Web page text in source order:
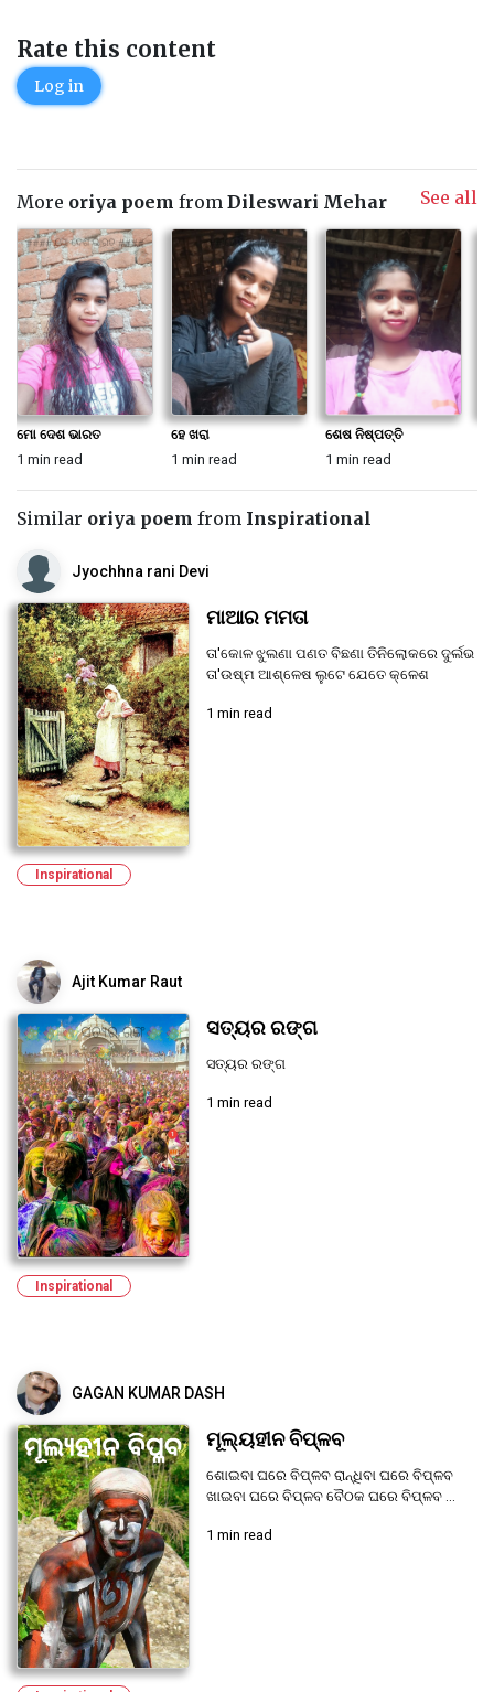
Rate this content
Log in
More oriya poem from Dileswari Mehar See all
ମୋ ଦେଶ ଭାରତ
1 min read
ହେ ଖରା
1 min read
ଶେଷ ନିଷ୍ପତ୍ତି
1 min read
Similar oriya poem from Inspirational
Jyochhna rani Devi
ମାଆର ମମତା
ତା'କୋଳ ଝୁଲଣା ପଣତ ବିଛଣା ତିନିଲୋକରେ ଦୁର୍ଲଭ
ତା'ଉଷ୍ମ ଆଶ୍ଳେଷ ଲୁଟେ ଯେତେ କ୍ଳେଶ
1 min read
Inspirational
Ajit Kumar Raut
ସତ୍ୟର ରଙ୍ଗ
ସତ୍ୟର ରଙ୍ଗ
1 min read
Inspirational
GAGAN KUMAR DASH
ମୂଲ୍ୟହୀନ ବିପ୍ଳବ
ଶୋଇବା ଘରେ ବିପ୍ଳବ ରାନ୍ଧିବା ଘରେ ବିପ୍ଳବ
ଖାଇବା ଘରେ ବିପ୍ଳବ ବୈଠକ ଘରେ ବିପ୍ଳବ ...
1 min read